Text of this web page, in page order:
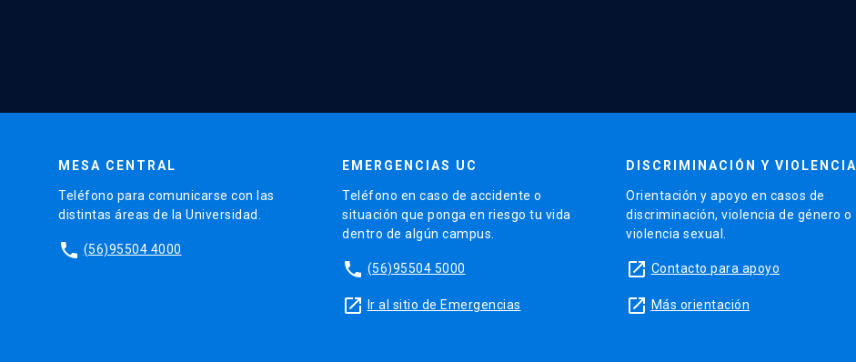
MESA CENTRAL
Teléfono para comunicarse con las
distintas áreas de la Universidad.
phone (56)95504 4000
EMERGENCIAS UC
Teléfono en caso de accidente o
situación que ponga en riesgo tu vida
dentro de algún campus.
phone (56)95504 5000
launch Ir al sitio de Emergencias
DISCRIMINACIÓN Y VIOLENCIA
Orientación y apoyo en casos de
discriminación, violencia de género o
violencia sexual.
launch Contacto para apoyo
launch Más orientación